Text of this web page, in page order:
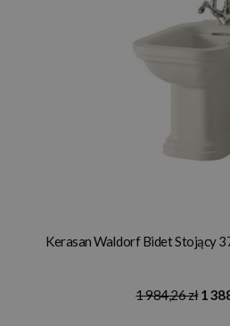
Kerasan Waldorf Bidet Stojący
1 984,26 zł 1